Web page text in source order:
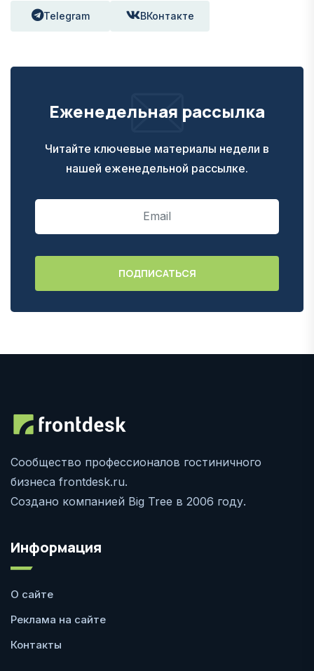
Telegram ВКонтакте
Еженедельная рассылка
Читайте ключевые материалы недели в
нашей еженедельной рассылке.
Сообщество профессионалов гостиничного
бизнеса frontdesk.ru.
Создано компанией Big Tree в 2006 году.
Информация
О сайте
Реклама на сайте
Контакты